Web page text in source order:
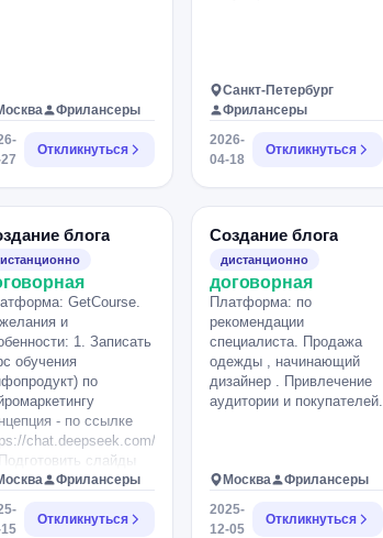
Фрилансеры
Откликнуться
Санкт-Петербург
Фрилансеры
2026-
04-18
Откликнуться
блога
GetCourse.
и
1. Записать
обучения
по
- по ссылке
chat.deepseek.com/share/4acys6a4h5xt85xs8c
слайды
принять участие в
слайдов 3.
прислать ваше
Фрилансеры
Откликнуться
Создание блога
дистанционно
договорная
Платформа: по
рекомендации
специалиста. Продажа
одежды , начинающий
дизайнер . Привлечение
аудитории и покупателей.
Москва
Фрилансеры
2025-
12-05
Откликнуться